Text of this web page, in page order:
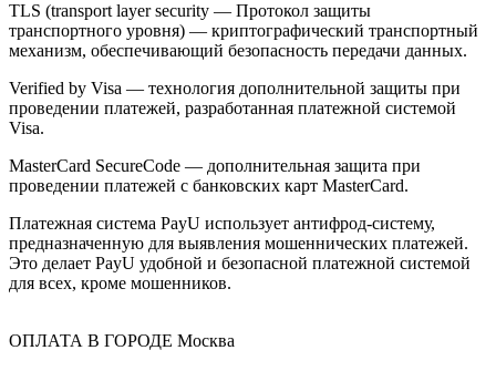
TLS (transport layer security — Протокол защиты
транспортного уровня) — криптографический транспортный
механизм, обеспечивающий безопасность передачи данных.
Verified by Visa — технология дополнительной защиты при
проведении платежей, разработанная платежной системой
Visa.
MasterCard SecureCode — дополнительная защита при
проведении платежей с банковских карт MasterCard.
Платежная система PayU использует антифрод-систему,
предназначенную для выявления мошеннических платежей.
Это делает PayU удобной и безопасной платежной системой
для всех, кроме мошенников.
ОПЛАТА В ГОРОДЕ Москва